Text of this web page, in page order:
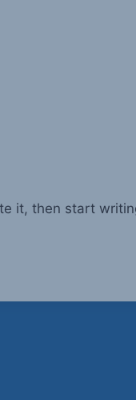
it, then start